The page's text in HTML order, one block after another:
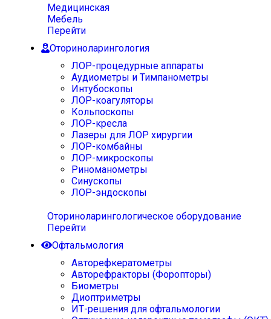
Медицинская
Мебель
Перейти
Оториноларингология
ЛОР-процедурные аппараты
Аудиометры и Тимпанометры
Интубоскопы
ЛОР-коагуляторы
Кольпоскопы
ЛОР-кресла
Лазеры для ЛОР хирургии
ЛОР-комбайны
ЛОР-микроскопы
Риноманометры
Синускопы
ЛОР-эндоскопы
Оториноларингологическое оборудование
Перейти
Офтальмология
Авторефкератометры
Авторефракторы (Форопторы)
Биометры
Диоптриметры
ИТ-решения для офтальмологии